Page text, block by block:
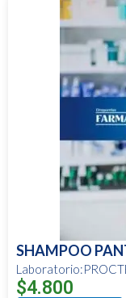
SHAMPOO
$4.800